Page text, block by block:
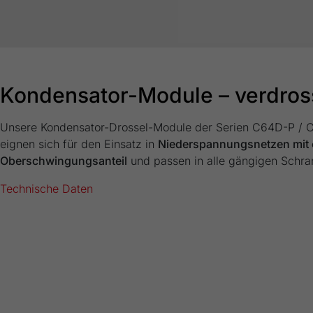
Kondensator-Module –
Unsere Kondensator-Drossel-Module der Serien C64D-P /
eignen sich für den Einsatz in Niederspannungsnetzen mit
Oberschwingungsanteil und passen in alle gängigen
Technische Daten